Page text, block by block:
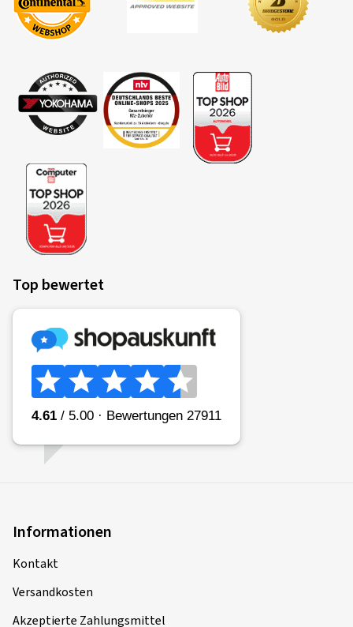
Top bewertet
Informationen
Kontakt
Versandkosten
Akzeptierte Zahlungsmittel